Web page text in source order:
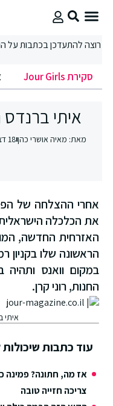
רוצה להתעדכן בכתבות על
סקירת Jour Girls
איתי ברנדס
מאת:מאיה אושרי כהן18 דצמבר 2023
אחרי ההצלחה של
את הכלכלה הישראלית
האזרחית החדשה,
החנות, רוני קרן.
איתי
עוד כתבות שיכולות
אז מה, חתונה? פמינה
צריכה חזייה טובה